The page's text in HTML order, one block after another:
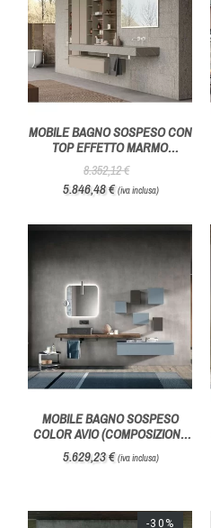
MOBILE BAGNO SOSPESO CON
TOP EFFETTO MARMO
COMPOSIZIONE J&T 03-
AZZURRA BAGNI
8.352,12 €
5.846,48 €(iva inclusa)
MOBILE BAGNO SOSPESO
COLOR AVIO (COMPOSIZIONE
J&T 04) - AZZURRA BAGNI
5.629,23 €(iva inclusa)
-30%